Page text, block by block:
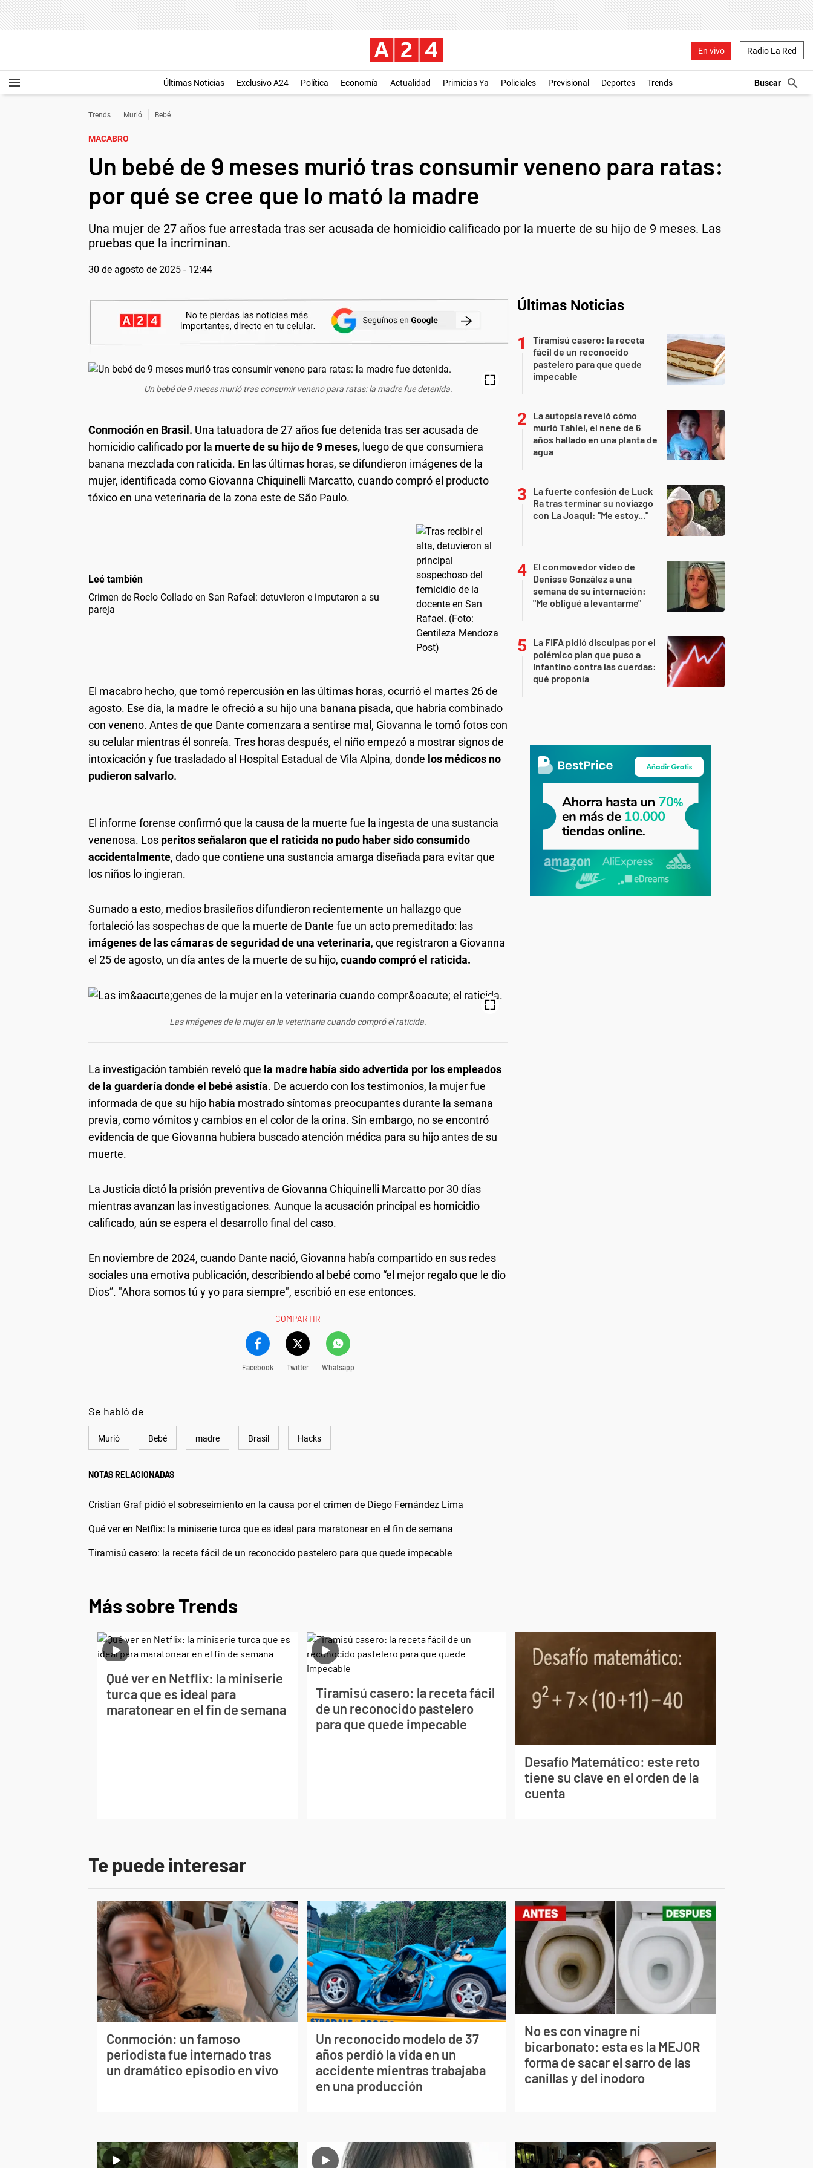
En vivo Radio La Red
Últimas Noticias Exclusivo A24 Política Economía Actualidad Primicias Ya Policiales Previsional Deportes Trends
Trends Murió Bebé
MACABRO
Un bebé de 9 meses murió tras consumir veneno para ratas:
por qué se cree que lo mató la madre
Una mujer de 27 años fue arrestada tras ser acusada de homicidio calificado por la muerte de su hijo de 9 meses. Las
pruebas que la incriminan.
30 de agosto de 2025 - 12:44
Un bebé de 9 meses murió tras consumir veneno para ratas: la madre fue detenida.
Conmoción en Brasil. Una tatuadora de 27 años fue detenida tras ser acusada de
homicidio calificado por la muerte de su hijo de 9 meses, luego de que consumiera
banana mezclada con raticida. En las últimas horas, se difundieron imágenes de la
mujer, identificada como Giovanna Chiquinelli Marcatto, cuando compró el producto
tóxico en una veterinaria de la zona este de São Paulo.
Leé también
Crimen de Rocío Collado en San Rafael: detuvieron e imputaron a su
pareja
El macabro hecho, que tomó repercusión en las últimas horas, ocurrió el martes 26 de
agosto. Ese día, la madre le ofreció a su hijo una banana pisada, que habría combinado
con veneno. Antes de que Dante comenzara a sentirse mal, Giovanna le tomó fotos con
su celular mientras él sonreía. Tres horas después, el niño empezó a mostrar signos de
intoxicación y fue trasladado al Hospital Estadual de Vila Alpina, donde los médicos no
pudieron salvarlo.
El informe forense confirmó que la causa de la muerte fue la ingesta de una sustancia
venenosa. Los peritos señalaron que el raticida no pudo haber sido consumido
accidentalmente, dado que contiene una sustancia amarga diseñada para evitar que
los niños lo ingieran.
Sumado a esto, medios brasileños difundieron recientemente un hallazgo que
fortaleció las sospechas de que la muerte de Dante fue un acto premeditado: las
imágenes de las cámaras de seguridad de una veterinaria, que registraron a Giovanna
el 25 de agosto, un día antes de la muerte de su hijo, cuando compró el raticida.
Las imágenes de la mujer en la veterinaria cuando compró el raticida.
La investigación también reveló que la madre había sido advertida por los empleados
de la guardería donde el bebé asistía. De acuerdo con los testimonios, la mujer fue
informada de que su hijo había mostrado síntomas preocupantes durante la semana
previa, como vómitos y cambios en el color de la orina. Sin embargo, no se encontró
evidencia de que Giovanna hubiera buscado atención médica para su hijo antes de su
muerte.
La Justicia dictó la prisión preventiva de Giovanna Chiquinelli Marcatto por 30 días
mientras avanzan las investigaciones. Aunque la acusación principal es homicidio
calificado, aún se espera el desarrollo final del caso.
En noviembre de 2024, cuando Dante nació, Giovanna había compartido en sus redes
sociales una emotiva publicación, describiendo al bebé como “el mejor regalo que le dio
Dios”. "Ahora somos tú y yo para siempre", escribió en ese entonces.
COMPARTIR
Facebook Twitter Whatsapp
Se habló de
Murió Bebé madre Brasil Hacks
NOTAS RELACIONADAS
Cristian Graf pidió el sobreseimiento en la causa por el crimen de Diego Fernández Lima
Qué ver en Netflix: la miniserie turca que es ideal para maratonear en el fin de semana
Tiramisú casero: la receta fácil de un reconocido pastelero para que quede impecable
Últimas Noticias
Tiramisú casero: la receta
fácil de un reconocido
pastelero para que quede
impecable
La autopsia reveló cómo
murió Tahiel, el nene de 6
años hallado en una planta de
agua
La fuerte confesión de Luck
Ra tras terminar su noviazgo
con La Joaqui: "Me estoy..."
El conmovedor video de
Denisse González a una
semana de su internación:
"Me obligué a levantarme"
La FIFA pidió disculpas por el
polémico plan que puso a
Infantino contra las cuerdas:
qué proponía
Más sobre Trends
Qué ver en Netflix: la miniserie
turca que es ideal para
maratonear en el fin de semana
Tiramisú casero: la receta fácil
de un reconocido pastelero
para que quede impecable
Desafío Matemático: este reto
tiene su clave en el orden de la
cuenta
Te puede interesar
Conmoción: un famoso
periodista fue internado tras
un dramático episodio en vivo
Un reconocido modelo de 37
años perdió la vida en un
accidente mientras trabajaba
en una producción
No es con vinagre ni
bicarbonato: esta es la MEJOR
forma de sacar el sarro de las
canillas y del inodoro